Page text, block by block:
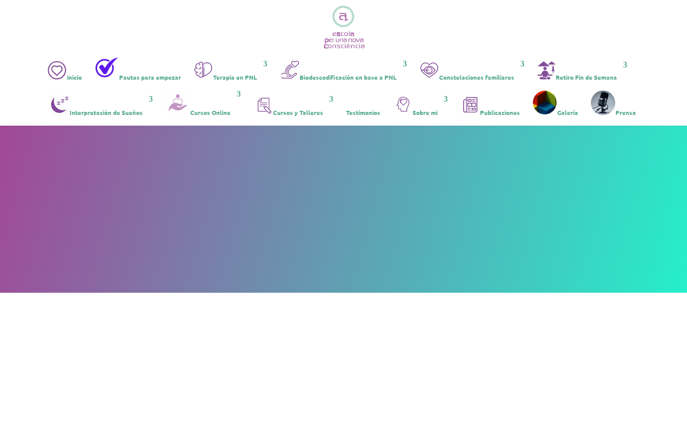
inicio Pautas para empezar Terapia en PNL Biodescodificación en base a PNL Constelaciones familiares Retiro Fin de Semana
Interpretación de Sueños Cursos Online Cursos y Talleres Testimonios Sobre mi Publicaciones Galería Prensa